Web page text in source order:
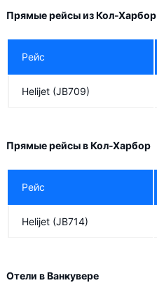
Прямые рейсы из Кол-Харбор
Рейс
Helijet (JB709)
Прямые рейсы в Кол-Харбор
Рейс
Helijet (JB714)
Отели в Ванкувере